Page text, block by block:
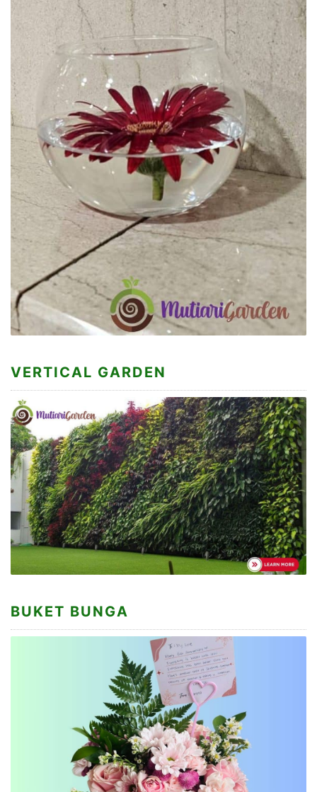
VERTICAL GARDEN
BUKET BUNGA